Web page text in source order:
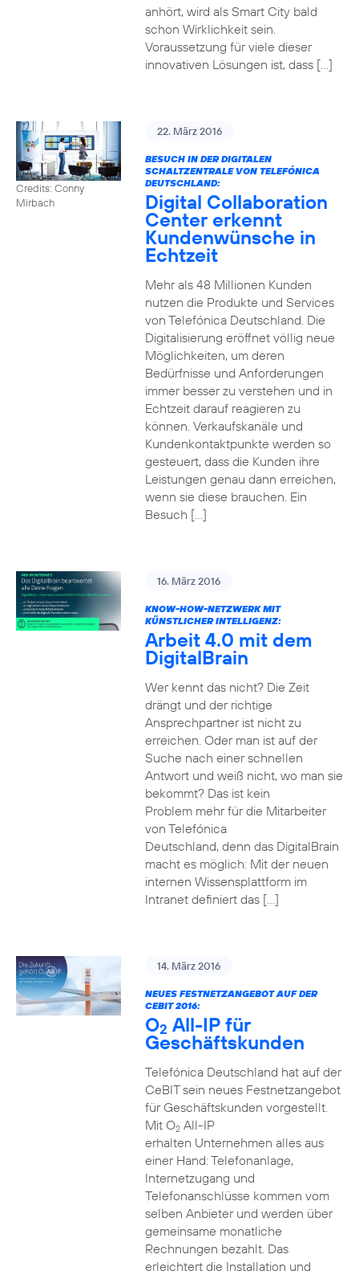
anhört, wird als Smart City bald
schon Wirklichkeit sein.
Voraussetzung für viele dieser
innovativen Lösungen ist, dass […]
Credits: Conny
Mirbach
22. März 2016
BESUCH IN DER DIGITALEN
SCHALTZENTRALE VON TELEFÓNICA
DEUTSCHLAND:
Digital Collaboration
Center erkennt
Kundenwünsche in
Echtzeit
Mehr als 48 Millionen Kunden
nutzen die Produkte und Services
von Telefónica Deutschland. Die
Digitalisierung eröffnet völlig neue
Möglichkeiten, um deren
Bedürfnisse und Anforderungen
immer besser zu verstehen und in
Echtzeit darauf reagieren zu
können. Verkaufskanäle und
Kundenkontaktpunkte werden so
gesteuert, dass die Kunden ihre
Leistungen genau dann erreichen,
wenn sie diese brauchen. Ein
Besuch […]
16. März 2016
KNOW-HOW-NETZWERK MIT
KÜNSTLICHER INTELLIGENZ:
Arbeit 4.0 mit dem
DigitalBrain
Wer kennt das nicht? Die Zeit
drängt und der richtige
Ansprechpartner ist nicht zu
erreichen. Oder man ist auf der
Suche nach einer schnellen
Antwort und weiß nicht, wo man sie
bekommt? Das ist kein
Problem mehr für die Mitarbeiter
von Telefónica
Deutschland, denn das DigitalBrain
macht es möglich: Mit der neuen
internen Wissensplattform im
Intranet definiert das […]
14. März 2016
NEUES FESTNETZANGEBOT AUF DER
CEBIT 2016:
O2 All-IP für
Geschäftskunden
Telefónica Deutschland hat auf der
CeBIT sein neues Festnetzangebot
für Geschäftskunden vorgestellt.
Mit O2All-IP
erhalten Unternehmen alles aus
einer Hand: Telefonanlage,
Internetzugang und
Telefonanschlüsse kommen vom
selben Anbieter und werden über
gemeinsame monatliche
Rechnungen bezahlt. Das
erleichtert die Installation und